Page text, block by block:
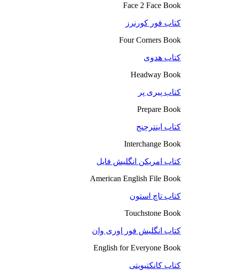
Face 2 Face Book
کتاب فور کورنرز
Four Corners Book
کتاب هدوی
Headway Book
کتاب پیری پر
Prepare Book
کتاب اینترچنج
Interchange Book
کتاب امریکن انگلیش فایل
American English File Book
کتاب تاچ استون
Touchstone Book
کتاب انگلیش فور اوری وان
English for Everyone Book
کتاب کانکتیویتی